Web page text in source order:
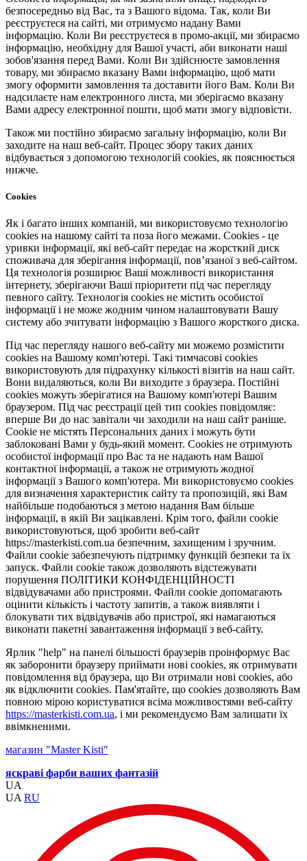
безпосередньо від Вас, та з Вашого відома. Так, коли Ви
реєструєтеся на сайті, ми отримуємо надану Вами
інформацію. Коли Ви реєструєтеся в промо-акції, ми збираємо
інформацію, необхідну для Вашої участі, аби виконати наші
зобов'язання перед Вами. Коли Ви здійснюєте замовлення
товару, ми збираємо вказану Вами інформацію, щоб мати
змогу оформити замовлення та доставити його Вам. Коли Ви
надсилаєте нам електронного листа, ми зберігаємо вказану
Вами адресу електронної пошти, щоб мати змогу відповісти.
Також ми постійно збираємо загальну інформацію, коли Ви
заходите на наш веб-сайт. Процес збору таких даних
відбувається з допомогою технологій cookies, як пояснюється
нижче.
Cookies
Як і багато інших компаній, ми використовуємо технологію
cookies на нашому сайті та поза його межами. Cookies - це
уривки інформації, які веб-сайт передає на жорсткий диск
споживача для зберігання інформації, пов’язаної з веб-сайтом.
Ця технологія розширює Ваші можливості використання
інтернету, зберігаючи Ваші пріоритети під час перегляду
певного сайту. Технологія cookies не містить особистої
інформації і не може жодним чином налаштовувати Вашу
систему або зчитувати інформацію з Вашого жорсткого диска.
Під час перегляду нашого веб-сайту ми можемо розмістити
cookies на Вашому комп'ютері. Такі тимчасові cookies
використовують для підрахунку кількості візитів на наш сайт.
Вони видаляються, коли Ви виходите з браузера. Постійні
cookies можуть зберігатися на Вашому комп'ютері Вашим
браузером. Під час реєстрації цей тип cookies повідомляє:
вперше Ви до нас завітали чи заходили на наш сайт раніше.
Cookie не містять Персональних даних і можуть бути
заблоковані Вами у будь-який момент. Сookies не отримують
особистої інформації про Вас та не надають нам Вашої
контактної інформації, а також не отримують жодної
інформації з Вашого комп'ютера. Ми використовуємо cookies
для визначення характеристик сайту та пропозицій, які Вам
найбільше подобаються з метою надання Вам більше
інформації, в якій Ви зацікавлені. Крім того, файли cookie
використовуються, щоб зробити веб-сайт
https://masterkisti.com.ua безпечним, захищеним і зручним.
Файли cookie забезпечують підтримку функцій безпеки та їх
запуск. Файли cookie також дозволяють відстежувати
порушення ПОЛІТИКИ КОНФІДЕНЦІЙНОСТІ
відвідувачами або пристроями. Файли cookie допомагають
оцінити кількість і частоту запитів, а також виявляти і
блокувати тих відвідувачів або пристрої, які намагаються
виконати пакетні завантаження інформації з веб-сайту.
Ярлик "help" на панелі більшості браузерів проінформує Вас
як заборонити браузеру приймати нові cookies, як отримувати
повідомлення від браузера, що Ви отримали нові cookies, або
як відключити cookies. Пам'ятайте, що cookies дозволяють Вам
повною мірою користуватися всіма можливостями веб-сайту
https://masterkisti.com.ua, і ми рекомендуємо Вам залишати їх
ввімкненими.
магазин "Master Kisti"
яскраві фарби ваших фантазій
UA
UA RU